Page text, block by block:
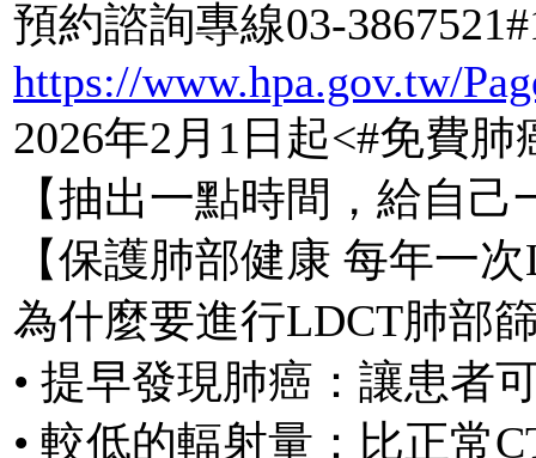
預約諮詢專線03-
https://www.hpa.gov.tw/
2026年2月1日起<#免費肺
【抽出一點時間，給自
【保護肺部健康 每年一
為什麼要進行LDCT肺部
• 提早發現肺癌：讓患者
• 較低的輻射量：比正常